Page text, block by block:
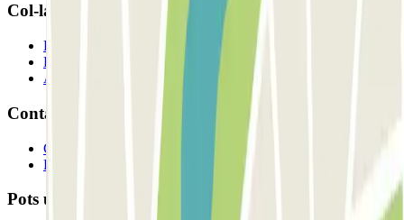
Col-laborem?
Professionals
Proveïdor de pàrquing
Afiliat
Contacte
Contacta'ns
FAQ
Pots utilitzar aquests mètodes de pagament: